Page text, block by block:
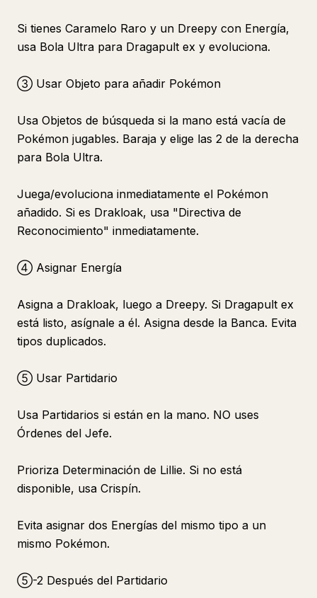
Si tienes Caramelo Raro y un Dreepy con Energía,
usa Bola Ultra para Dragapult ex y evoluciona.
③ Usar Objeto para añadir Pokémon
Usa Objetos de búsqueda si la mano está vacía de
Pokémon jugables. Baraja y elige las 2 de la derecha
para Bola Ultra.
Juega/evoluciona inmediatamente el Pokémon
añadido. Si es Drakloak, usa "Directiva de
Reconocimiento" inmediatamente.
④ Asignar Energía
Asigna a Drakloak, luego a Dreepy. Si Dragapult ex
está listo, asígnale a él. Asigna desde la Banca. Evita
tipos duplicados.
⑤ Usar Partidario
Usa Partidarios si están en la mano. NO uses
Órdenes del Jefe.
Prioriza Determinación de Lillie. Si no está
disponible, usa Crispín.
Evita asignar dos Energías del mismo tipo a un
mismo Pokémon.
⑤-2 Después del Partidario